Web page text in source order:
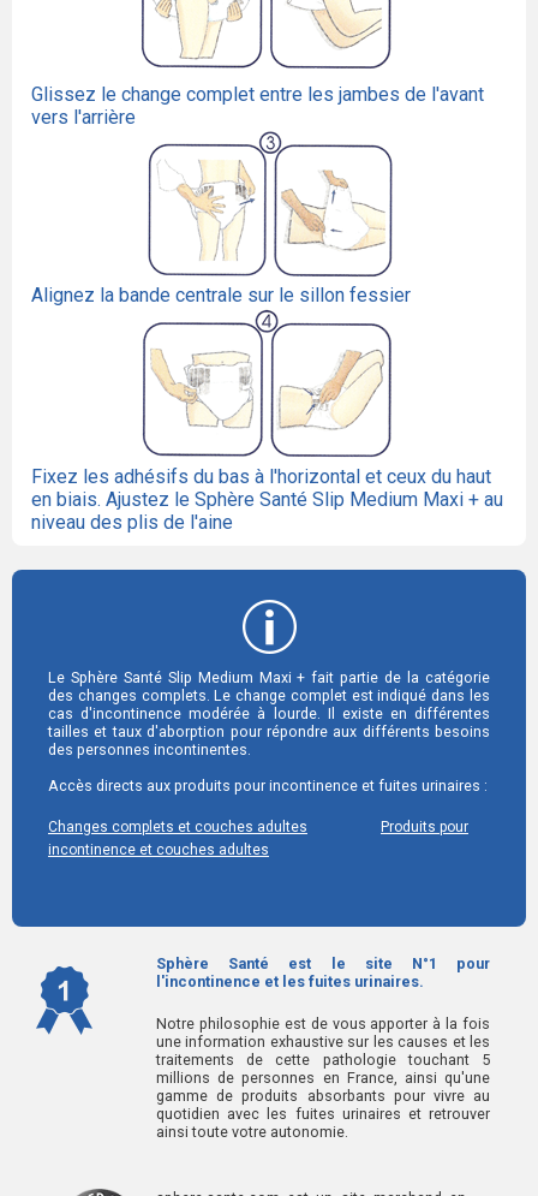
Glissez le change complet entre les jambes de l'avant
vers l'arrière
Alignez la bande centrale sur le sillon fessier
Fixez les adhésifs du bas à l'horizontal et ceux du haut
en biais. Ajustez le Sphère Santé Slip Medium Maxi + au
niveau des plis de l'aine
Le Sphère Santé Slip Medium Maxi + fait partie de la catégorie
des changes complets. Le change complet est indiqué dans les
cas d'incontinence modérée à lourde. Il existe en différentes
tailles et taux d'aborption pour répondre aux différents besoins
des personnes incontinentes.
Accès directs aux produits pour incontinence et fuites urinaires :
Changes complets et couches adultes
Produits pour
incontinence et couches adultes
Sphère Santé est le site N°1 pour
l'incontinence et les fuites urinaires.
Notre philosophie est de vous apporter à la fois
une information exhaustive sur les causes et les
traitements de cette pathologie touchant 5
millions de personnes en France, ainsi qu'une
gamme de produits absorbants pour vivre au
quotidien avec les fuites urinaires et retrouver
ainsi toute votre autonomie.